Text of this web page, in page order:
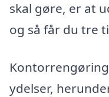
skal gøre, er at
og så får du tre
ydelser,